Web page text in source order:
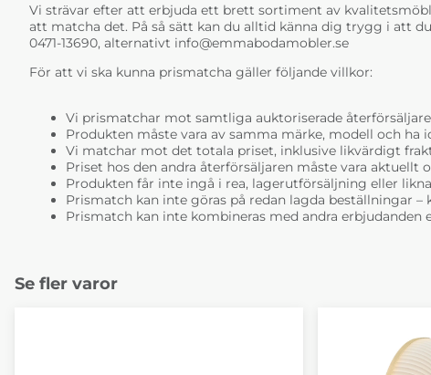
Vi strävar efter att erbjuda ett brett sortiment av
att matcha det. På så sätt kan du alltid känna dig trygg i att
0471-13690, alternativt info@emmabodamobler.se
För att vi ska kunna prismatcha gäller följande villkor:
Vi prismatchar mot samtliga auktoriserade
Produkten måste vara av samma märke, modell och
Vi matchar mot det totala priset, inklusive likvärdigt
Priset hos den andra återförsäljaren måste vara
Produkten får inte ingå i rea, lagerutförsäljning eller
Prismatch kan inte göras på redan lagda beställningar
Prismatch kan inte kombineras med andra erbjudanden
Se fler varor